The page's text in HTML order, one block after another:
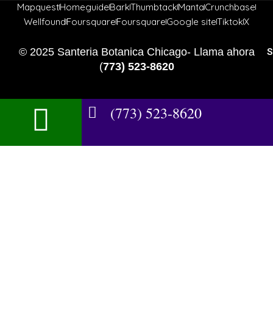
MapquestHomeguideBarkThumbtackMantaCrunchbase
WellfoundFoursquareFoursquareGoogle siteTiktokX
© 2025 Santeria Botanica Chicago- Llama ahora
(773) 523-8620
(773) 523-8620